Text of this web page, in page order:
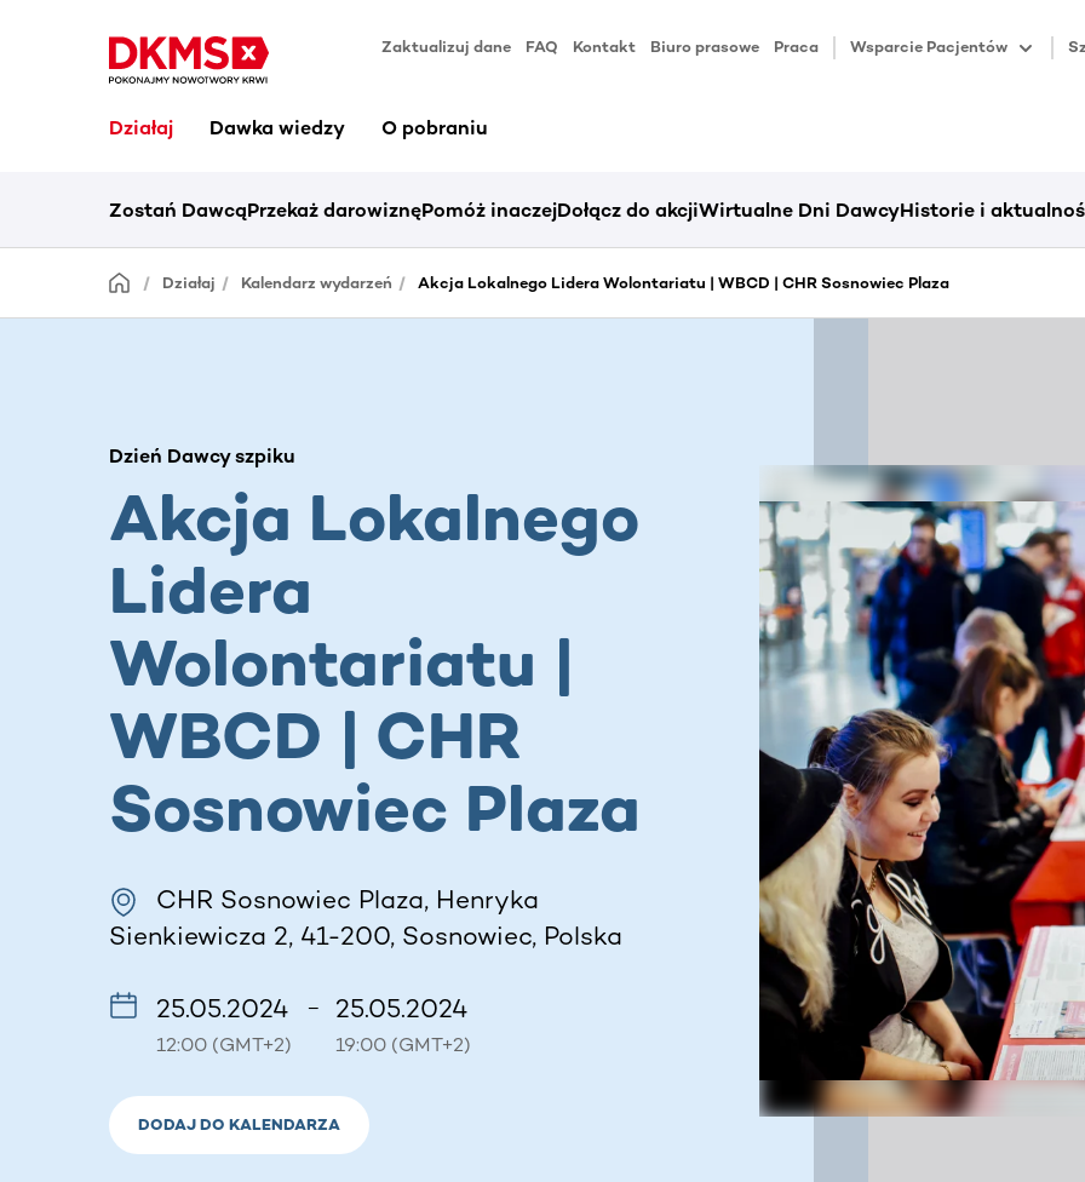
Zaktualizuj dane FAQ Kontakt Biuro prasowe Praca Wsparcie Pacjentów
Działaj Dawka wiedzy O pobraniu
Zostań DawcąPrzekaż darowiznęPomóż inaczejDołącz do akcjiWirtualne Dni DawcyHistorie i
Działaj Kalendarz wydarzeń Akcja Lokalnego Lidera Wolontariatu | WBCD | CHR Sosnowiec Plaza
Dzień Dawcy szpiku
Akcja Lokalnego
Lidera
Wolontariatu |
WBCD | CHR
Sosnowiec Plaza
CHR Sosnowiec Plaza, Henryka
Sienkiewicza 2, 41-200, Sosnowiec, Polska
25.05.2024
12:00 (GMT+2)
– 25.05.2024
19:00 (GMT+2)
DODAJ DO KALENDARZA